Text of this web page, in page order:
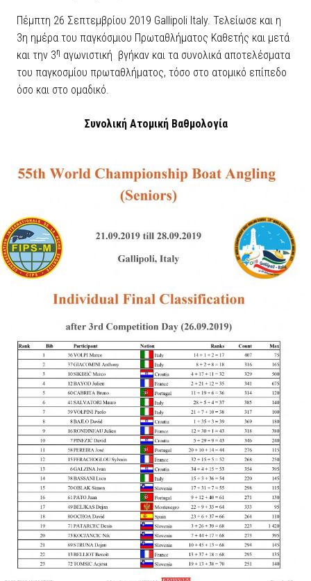
Πέμπτη 26 Σεπτεμβρίου 2019 Gallipoli Italy. Τελείωσε και η
3η ημέρα του παγκόσμιου Πρωταθλήματος Καθετής και μετά
και την 3η αγωνιστική βγήκαν και τα συνολικά αποτελέσματα
του παγκοσμίου πρωταθλήματος, τόσο στο ατομικό επίπεδο
όσο και στο ομαδικό.
Συνολική Ατομική Βαθμολογία